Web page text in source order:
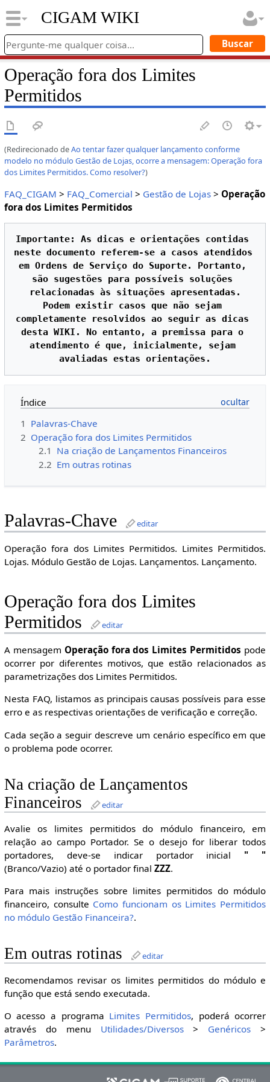
CIGAM WIKI
Operação fora dos Limites
Permitidos
(Redirecionado deAo tentar fazer qualquer lançamento conforme
modelo no módulo Gestão de Lojas, ocorre a mensagem: Operação fora
dos Limites Permitidos. Como resolver?)
FAQ_CIGAM > FAQ_Comercial > Gestão de Lojas> Operação
fora dos Limites Permitidos
Importante: As dicas e orientações contidas
neste documento referem-se a casos atendidos
em Ordens de Serviço do Suporte. Portanto,
são sugestões para possíveis soluções
relacionadas às situações apresentadas.
Podem existir casos que não sejam
completamente resolvidos ao seguir as dicas
desta WIKI. No entanto, a premissa para o
atendimento é que, inicialmente, sejam
Índice
1 Palavras-Chave
2 Operação fora dos Limites Permitidos
2.1 Na criação de Lançamentos Financeiros
2.2 Em outras rotinas
Palavras-Chave editar
Operação fora dos Limites Permitidos. Limites Permitidos.
Lojas. Módulo Gestão de Lojas. Lançamentos. Lançamento.
Operação fora dos Limites
Permitidos
editar
A mensagem Operação fora dos Limites Permitidos pode
ocorrer por diferentes motivos, que estão relacionados as
parametrizações dos Limites Permitidos.
Nesta FAQ, listamos as principais causas possíveis para esse
erro e as respectivas orientações de verificação e correção.
Cada seção a seguir descreve um cenário específico em que
o problema pode ocorrer.
Na criação de Lançamentos
Financeiros
editar
Avalie os limites permitidos do módulo financeiro, em
relação ao campo Portador. Se o desejo for liberar todos
portadores, deve-se indicar portador inicial " "
(Branco/Vazio) até o portador final ZZZ.
Para mais instruções sobre limites permitidos do módulo
financeiro, consulte Como funcionam os Limites Permitidos
no módulo Gestão Financeira?.
Em outras rotinas editar
Recomendamos revisar os limites permitidos do módulo e
função que está sendo executada.
O acesso a programa Limites Permitidos, poderá ocorrer
através do menu Utilidades/Diversos> Genéricos >
Parâmetros.